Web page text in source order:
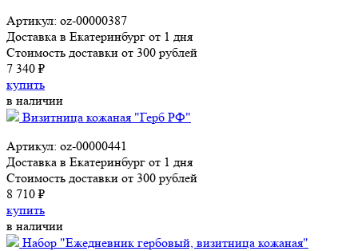
Артикул: oz-00000387
Доставка в Екатеринбург от 1 дня
Стоимость доставки от 300 рублей
7 340 ₽
купить
в наличии
Визитница кожаная "Герб РФ"
Артикул: oz-00000441
Доставка в Екатеринбург от 1 дня
Стоимость доставки от 300 рублей
8 710 ₽
купить
в наличии
Набор "Ежедневник гербовый, визитница кожаная"